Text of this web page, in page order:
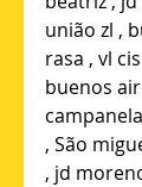
união zl ,
rasa , vl
buenos
, São
, jd